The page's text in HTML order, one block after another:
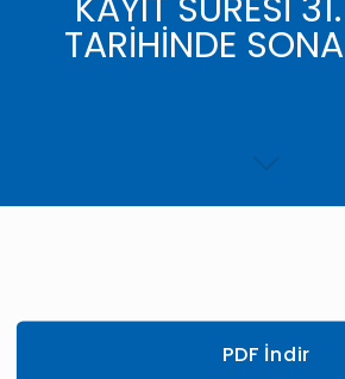
TARİHİNDE
PDF İndir